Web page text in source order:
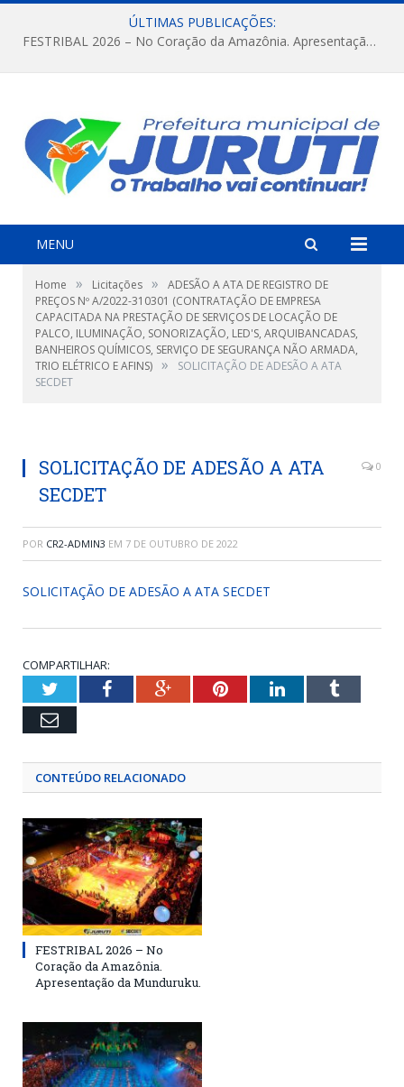
ÚLTIMAS PUBLICAÇÕES:
FESTRIBAL 2026 – No Coração da Amazônia. Apresentação da Munduruku.
MENU
Home » Licitações »
ADESÃO A ATA DE REGISTRO DE
PREÇOS Nº A/2022-310301 (CONTRATAÇÃO DE EMPRESA
CAPACITADA NA PRESTAÇÃO DE SERVIÇOS DE LOCAÇÃO DE
PALCO, ILUMINAÇÃO, SONORIZAÇÃO, LED'S, ARQUIBANCADAS,
BANHEIROS QUÍMICOS, SERVIÇO DE SEGURANÇA NÃO ARMADA,
TRIO ELÉTRICO E AFINS) »
SOLICITAÇÃO DE ADESÃO A ATA
SECDET
SOLICITAÇÃO DE ADESÃO A ATA
SECDET
0
POR CR2-ADMIN3 EM 7 DE OUTUBRO DE 2022
SOLICITAÇÃO DE ADESÃO A ATA SECDET
COMPARTILHAR:
TwitterFacebookGoogle+PinterestLinkedInTumblr
Email
CONTEÚDO RELACIONADO
FESTRIBAL 2026 – No
Coração da Amazônia.
Apresentação da Munduruku.